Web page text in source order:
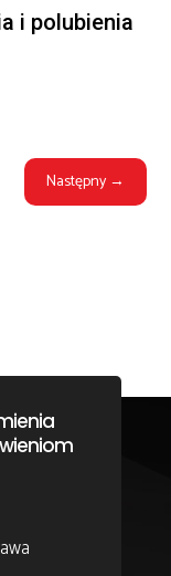
i polubienia
Następny→